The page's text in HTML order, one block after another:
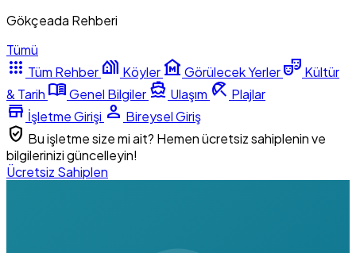
Gökçeada Rehberi
Tümü
apps Tüm Rehber holiday_village Köyler museum Görülecek Yerlertheater_comedy Kültür
& Tarih menu_bookGenel Bilgiler directions_boat Ulaşım beach_access Plajlar
store İşletme Girişi person Bireysel Giriş
verified_user Bu işletme size mi ait? Hemen ücretsiz sahiplenin ve
bilgilerinizi güncelleyin!
Ücretsiz Sahiplen